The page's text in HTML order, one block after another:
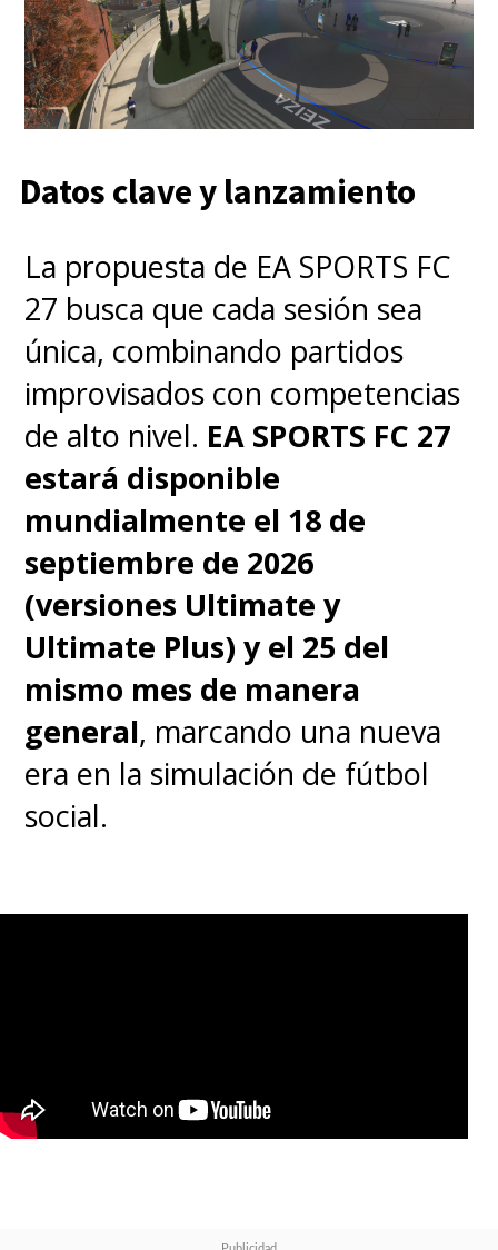
Datos clave y lanzamiento
La propuesta de EA SPORTS FC
27 busca que cada sesión sea
única, combinando partidos
improvisados con competencias
de alto nivel. EA SPORTS FC 27
estará disponible
mundialmente el 18 de
septiembre de 2026
(versiones Ultimate y
Ultimate Plus) y el 25 del
mismo mes de manera
general, marcando una nueva
era en la simulación de fútbol
social.